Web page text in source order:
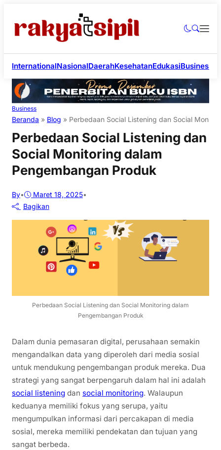
InternationalNasionalDaerahKesehatanEdukasiBusiness
Business
Beranda » Blog » Perbedaan Social Listening dan Social
Perbedaan Social Listening dan
Social Monitoring dalam
Pengembangan Produk
By• Maret 18, 2025•
Bagikan
Perbedaan Social Listening dan Social Monitoring dalam
Pengembangan Produk
Dalam dunia pemasaran digital, perusahaan semakin
mengandalkan data yang diperoleh dari media sosial
untuk mendukung pengembangan produk mereka. Dua
strategi yang sangat berpengaruh dalam hal ini adalah
social listening dan social monitoring. Walaupun
keduanya memiliki fokus yang serupa, yaitu
mengumpulkan informasi dari percakapan di media
sosial, mereka memiliki pendekatan dan tujuan yang
sangat berbeda.